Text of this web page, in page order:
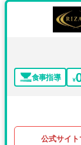
食事指導
公式サイト